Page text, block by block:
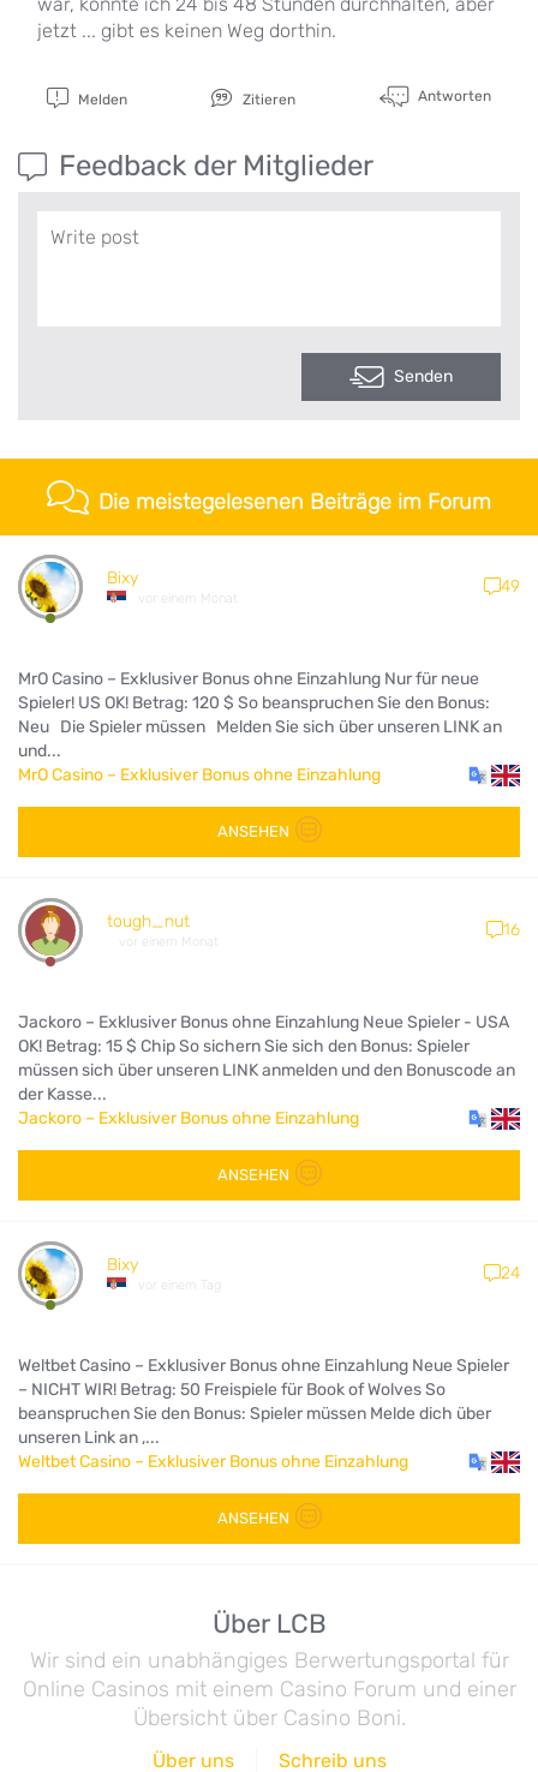
jetzt ... gibt es keinen Weg dorthin.
Melden Zitieren Antworten
Feedback der Mitglieder
Senden
Die meistegelesenen Beiträge im Forum
Bixy
vor einem Monat
49
MrO Casino – Exklusiver Bonus ohne Einzahlung Nur für neue
Spieler! US OK! Betrag: 120 $ So beanspruchen Sie den Bonus:
Neu Die Spieler müssen Melden Sie sich über unseren LINK an
und...
MrO Casino – Exklusiver Bonus ohne Einzahlung
ANSEHEN
tough_nut
vor einem Monat
16
Jackoro – Exklusiver Bonus ohne Einzahlung Neue Spieler - USA
OK! Betrag: 15 $ Chip So sichern Sie sich den Bonus: Spieler
müssen sich über unseren LINK anmelden und den Bonuscode an
der Kasse...
Jackoro – Exklusiver Bonus ohne Einzahlung
ANSEHEN
Bixy
vor einem Tag
24
Weltbet Casino – Exklusiver Bonus ohne Einzahlung Neue Spieler
– NICHT WIR! Betrag: 50 Freispiele für Book of Wolves So
beanspruchen Sie den Bonus: Spieler müssen Melde dich über
unseren Link an ,...
Weltbet Casino – Exklusiver Bonus ohne Einzahlung
ANSEHEN
Über LCB
Wir sind ein unabhängiges Berwertungsportal für
Online Casinos mit einem Casino Forum und einer
Übersicht über Casino Boni.
Über uns Schreib uns